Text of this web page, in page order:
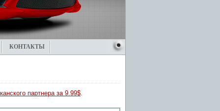
КОНТАКТЫ
партнера за 9.99$.